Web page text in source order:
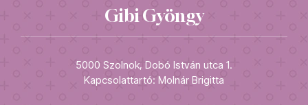
Gibi Gyöngy
5000 Szolnok, Dobó István utca 1.
Kapcsolattartó: Molnár Brigitta